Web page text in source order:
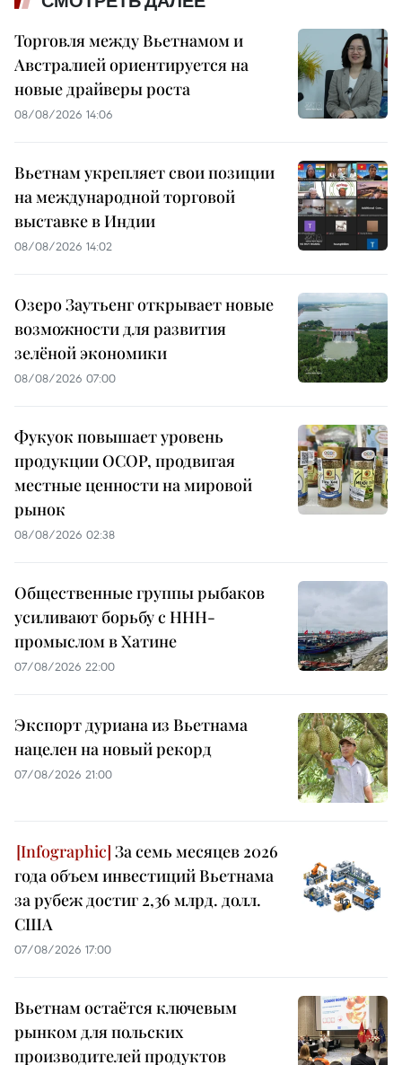
Торговля между Вьетнамом и
Австралией ориентируется на
новые драйверы роста
08/08/2026 14:06
Вьетнам укрепляет свои позиции
на международной торговой
выставке в Индии
08/08/2026 14:02
Озеро Заутьенг открывает новые
возможности для развития
зелёной экономики
08/08/2026 07:00
Фукуок повышает уровень
продукции OCOP, продвигая
местные ценности на мировой
рынок
08/08/2026 02:38
Общественные группы рыбаков
усиливают борьбу с ННН-
промыслом в Хатине
07/08/2026 22:00
Экспорт дуриана из Вьетнама
нацелен на новый рекорд
07/08/2026 21:00
За семь месяцев 2026
года объем инвестиций Вьетнама
за рубеж достиг 2,36 млрд. долл.
США
07/08/2026 17:00
Вьетнам остаётся ключевым
рынком для польских
производителей продуктов